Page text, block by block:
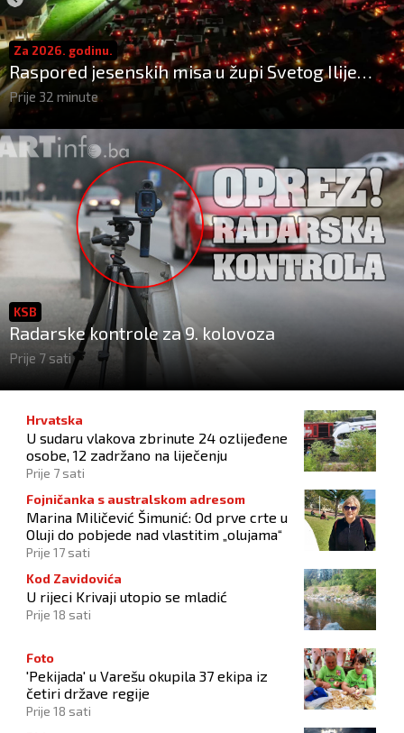
Za 2026. godinu.
Raspored jesenskih misa u župi Svetog Ilije
Kiseljak
Prije 32 minute
KSB
Radarske kontrole za 9. kolovoza
Prije 7 sati
Hrvatska
U sudaru vlakova zbrinute 24 ozlijeđene
osobe, 12 zadržano na liječenju
Prije 7 sati
Fojničanka s australskom adresom
Marina Miličević Šimunić: Od prve crte u
Oluji do pobjede nad vlastitim „olujama“
Prije 17 sati
Kod Zavidovića
U rijeci Krivaji utopio se mladić
Prije 18 sati
Foto
'Pekijada' u Varešu okupila 37 ekipa iz
četiri države regije
Prije 18 sati